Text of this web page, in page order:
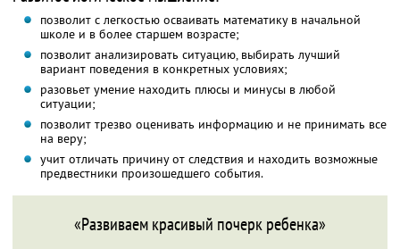
позволит с легкостью осваивать математику в начальной
школе и в более старшем возрасте;
позволит анализировать ситуацию, выбирать лучший
вариант поведения в конкретных условиях;
разовьет умение находить плюсы и минусы в любой
ситуации;
позволит трезво оценивать информацию и не принимать все
на веру;
учит отличать причину от следствия и находить возможные
предвестники произошедшего события.
«Развиваем красивый почерк ребенка»